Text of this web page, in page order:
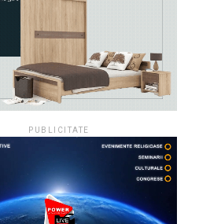
PUBLICITATE